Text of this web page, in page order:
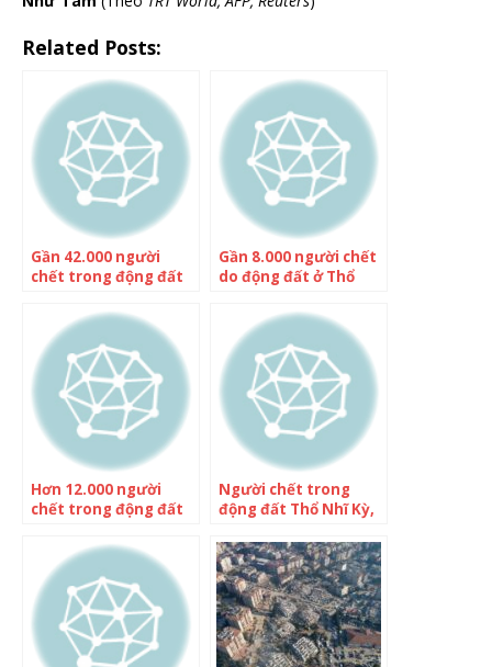
Related Posts:
Gần 42.000 người
chết trong động đất
Gần 8.000 người chết
do động đất ở Thổ
Hơn 12.000 người
chết trong động đất
Người chết trong
động đất Thổ Nhĩ Kỳ,
41.000